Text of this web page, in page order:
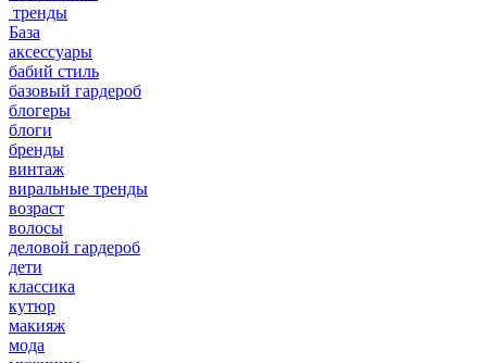
тренды
База
аксессуары
бабий стиль
базовый гардероб
блогеры
блоги
бренды
винтаж
виральные тренды
возраст
волосы
деловой гардероб
дети
классика
кутюр
макияж
мода